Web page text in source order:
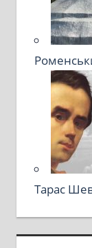
Тарас